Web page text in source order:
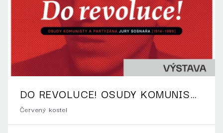
DO REVOLUCE! OSUDY KOMUNISTY
A PARTYZÁNA JURY SOSNARA
(1914–1989)
Červený kostel